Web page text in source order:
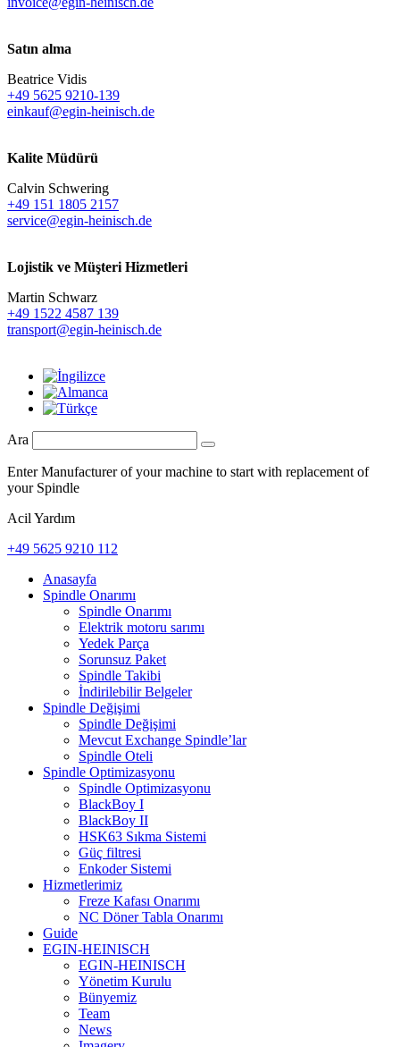
Satın alma
Beatrice Vidis
+49 5625 9210-139
einkauf@egin-heinisch.de
Kalite Müdürü
Calvin Schwering
+49 151 1805 2157
service@egin-heinisch.de
Lojistik ve Müşteri Hizmetleri
Martin Schwarz
+49 1522 4587 139
transport@egin-heinisch.de
Ara
Enter Manufacturer of your machine to start with replacement of
your Spindle
Acil Yardım
+49 5625 9210 112
Anasayfa
Spindle Onarımı
Spindle Onarımı
Elektrik motoru sarımı
Yedek Parça
Sorunsuz Paket
Spindle Takibi
İndirilebilir Belgeler
Spindle Değişimi
Spindle Değişimi
Mevcut Exchange Spindle’lar
Spindle Oteli
Spindle Optimizasyonu
Spindle Optimizasyonu
BlackBoy I
BlackBoy II
HSK63 Sıkma Sistemi
Güç filtresi
Enkoder Sistemi
Hizmetlerimiz
Freze Kafası Onarımı
NC Döner Tabla Onarımı
Guide
EGIN-HEINISCH
EGIN-HEINISCH
Yönetim Kurulu
Bünyemiz
Team
News